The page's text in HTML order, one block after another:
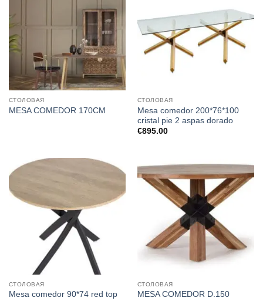
СТОЛОВАЯ
MESA COMEDOR 170CM
СТОЛОВАЯ
Mesa comedor 200*76*100
cristal pie 2 aspas dorado
€895.00
СТОЛОВАЯ
Mesa comedor 90*74 red top
СТОЛОВАЯ
MESA COMEDOR D.150